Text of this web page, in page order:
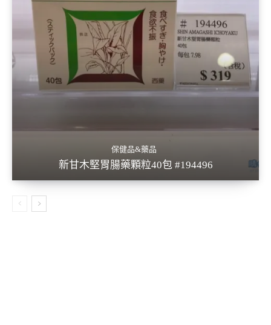
保健品&藥品
新甘木堅胃腸藥顆粒40包 #194496